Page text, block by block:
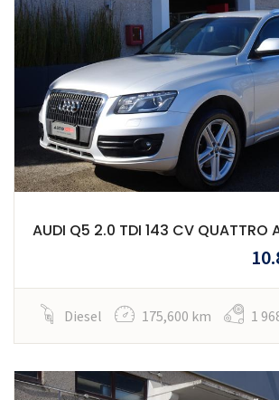
AUDI Q5 2.0 TDI 143 CV QUATTRO
Diesel 175,600 km 1